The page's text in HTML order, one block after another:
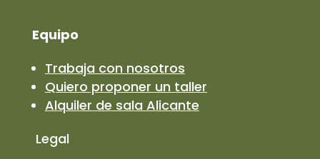
Equipo
Trabaja con nosotros
Quiero proponer un taller
Alquiler de sala Alicante
Legal